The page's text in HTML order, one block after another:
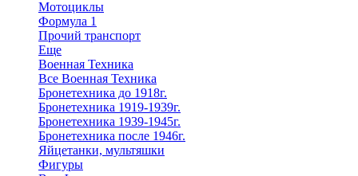
Мотоциклы
Формула 1
Прочий транспорт
Еще
Военная Техника
Все Военная Техника
Бронетехника до 1918г.
Бронетехника 1919-1939г.
Бронетехника 1939-1945г.
Бронетехника после 1946г.
Яйцетанки, мультяшки
Фигуры